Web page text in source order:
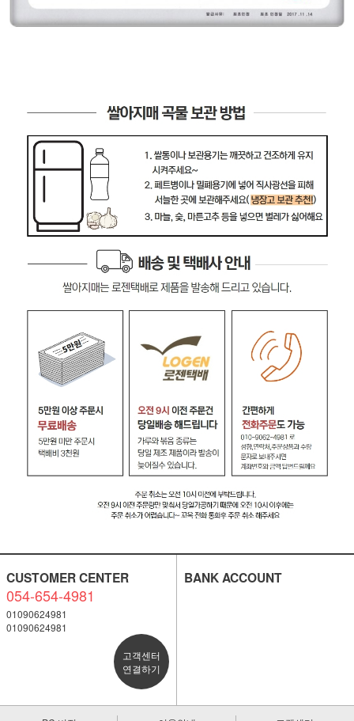
CUSTOMER CENTER
054-654-4981
01090624981
01090624981
고객센터
연결하기
BANK ACCOUNT